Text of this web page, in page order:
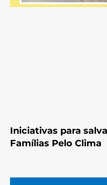
Iniciativas para
Famílias Pelo Clima